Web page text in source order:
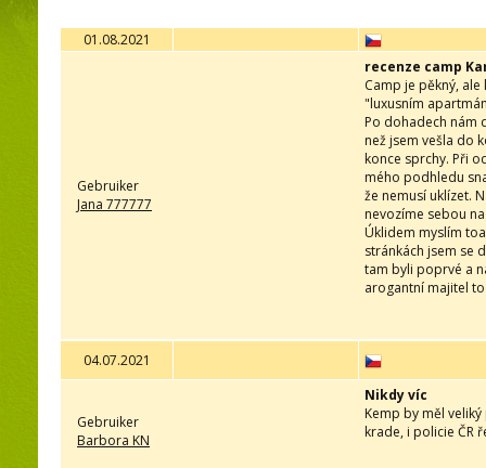
01.08.2021
Gebruiker
Jana 777777
recenze camp
Camp je pěkný,
"luxusním
Po dohadech nám
než jsem vešla do
konce sprchy. Při
mého podhledu
že nemusí uklízet.
nevozíme sebou
Úklidem myslím
stránkách jsem se
tam byli poprvé a
arogantní majitel to
04.07.2021
Gebruiker
Barbora KN
Nikdy víc
Kemp by měl
krade, i policie ČR